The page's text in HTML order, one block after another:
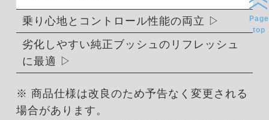
乗り心地とコントロール性能の両立
劣化しやすい純正ブッシュのリフレッシュ
に最適
※ 商品仕様は改良のため予告なく変更される
場合があります。
Page
top